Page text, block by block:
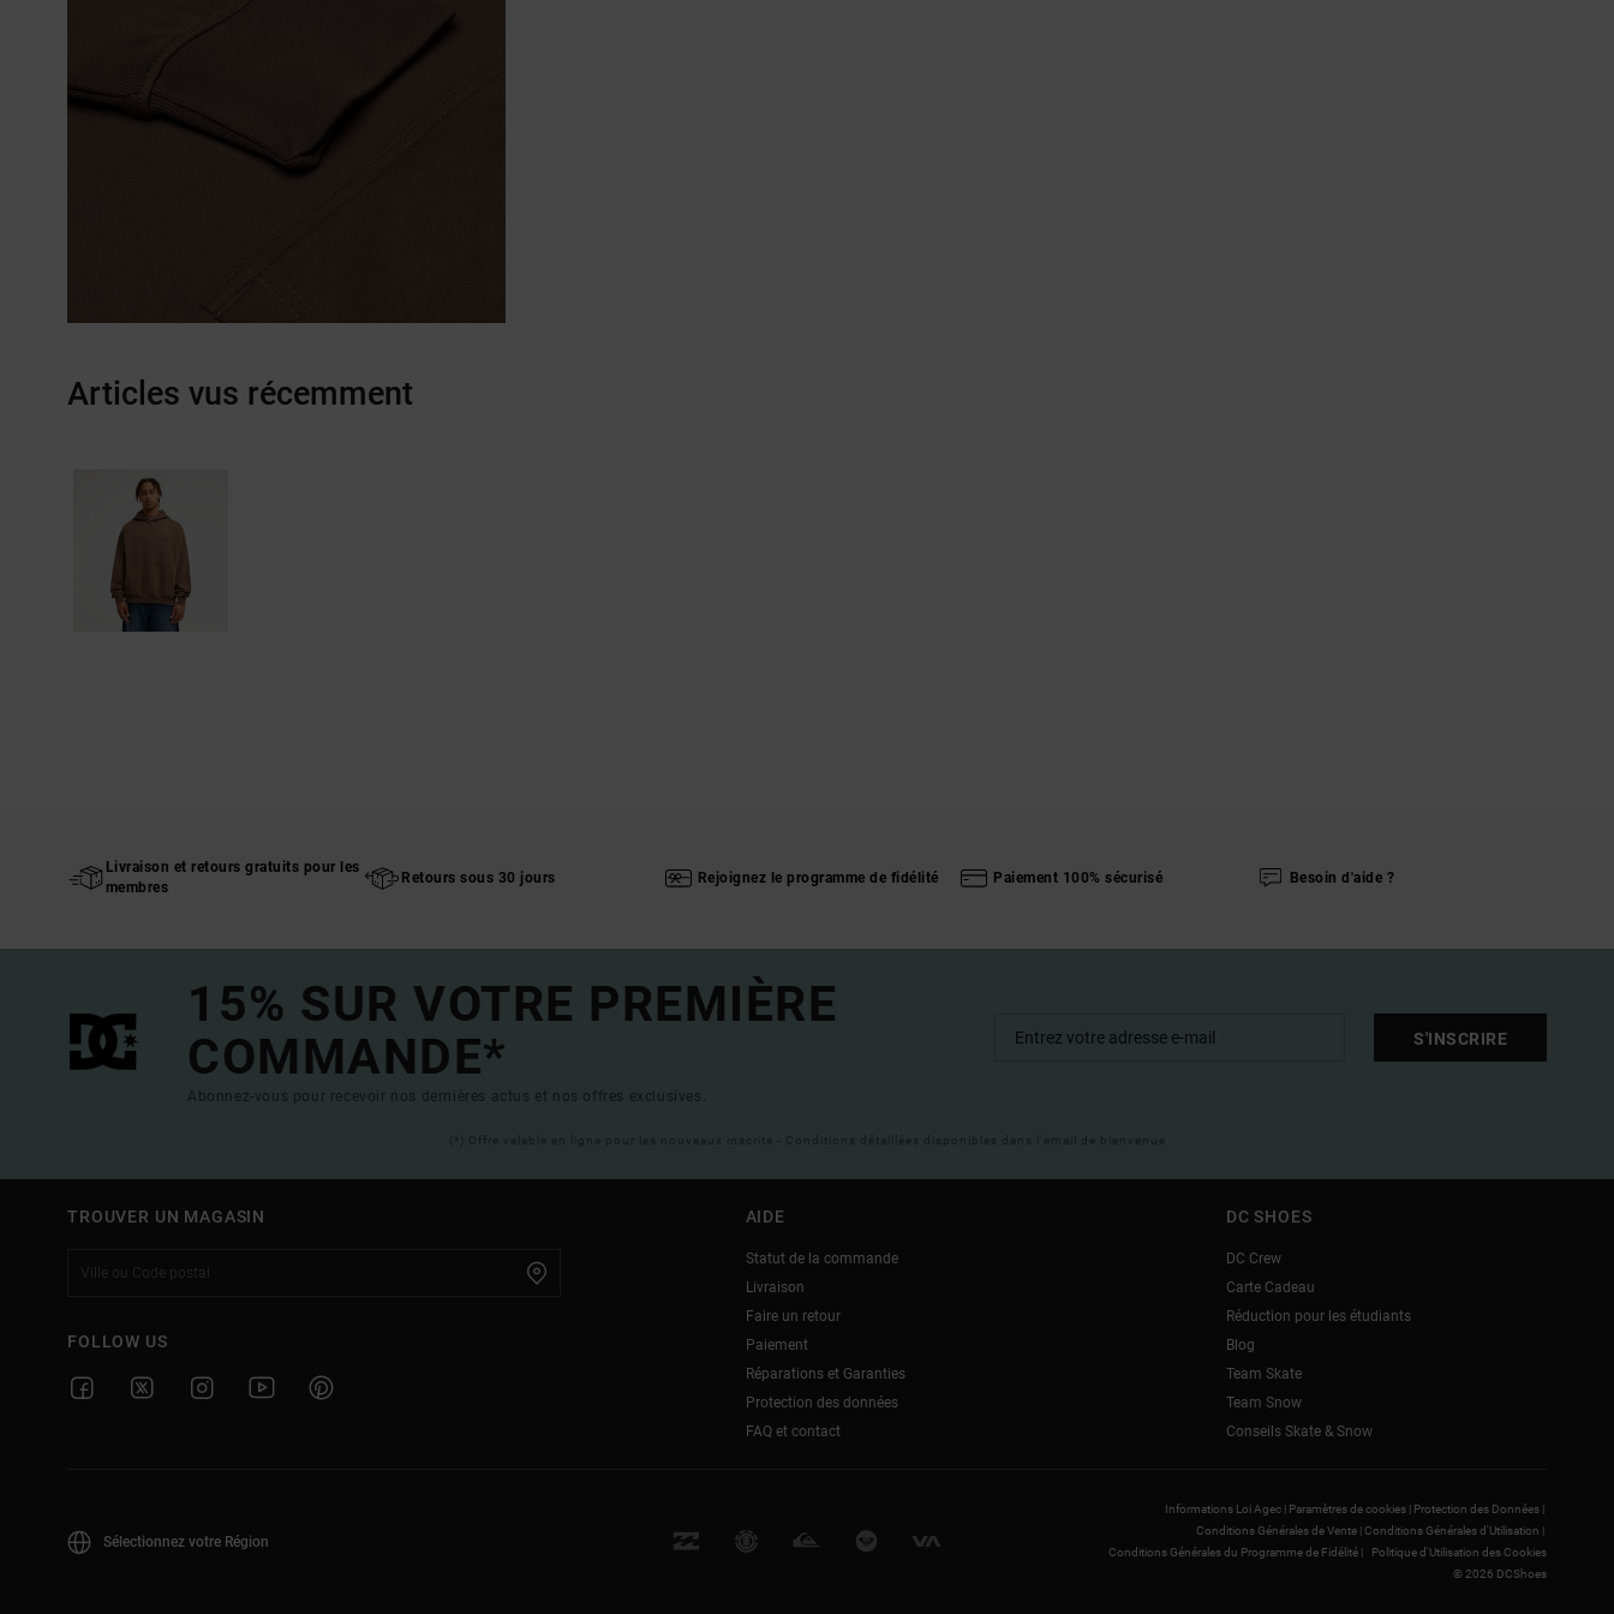
Articles vus récemment
Livraison et retours gratuits pour les
membres
Retours sous 30 jours Rejoignez le programme de fidélité Paiement 100% sécurisé Besoin d'aide ?
15% SUR VOTRE PREMIÈRE
COMMANDE*
Abonnez-vous pour recevoir nos dernières actus et nos offres exclusives.
S'INSCRIRE
(*) Offre valable en ligne pour les nouveaux inscrits - Conditions détaillées disponibles dans l'email de bienvenue
TROUVER UN MAGASIN
FOLLOW US
AIDE
Statut de la commande
Livraison
Faire un retour
Paiement
Réparations et Garanties
Protection des données
FAQ et contact
DC SHOES
DC Crew
Carte Cadeau
Réduction pour les étudiants
Blog
Team Skate
Team Snow
Conseils Skate & Snow
Sélectionnez votre Région
Informations Loi Agec | Paramètres de cookies | Protection des Données |
Conditions Générales de Vente |Conditions Générales d'Utilisation |
Conditions Générales du Programme de Fidélité |
Politique d'Utilisation des Cookies
© 2026 DCShoes